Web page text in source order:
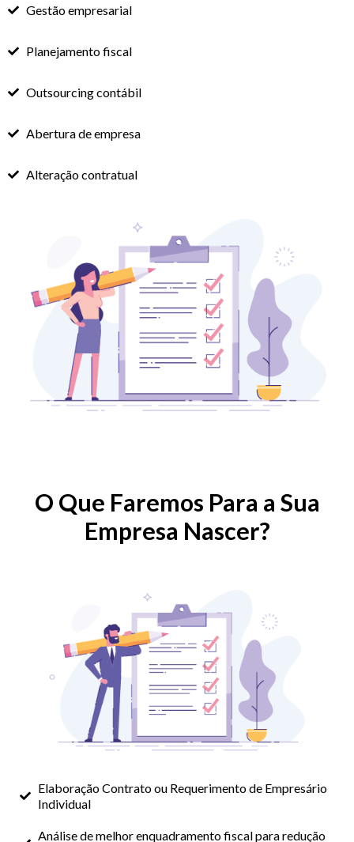
Gestão empresarial
Planejamento fiscal
Outsourcing contábil
Abertura de empresa
Alteração contratual
O Que Faremos Para a Sua
Empresa Nascer?
Elaboração Contrato ou Requerimento de Empresário
Individual
Análise de melhor enquadramento fiscal para redução